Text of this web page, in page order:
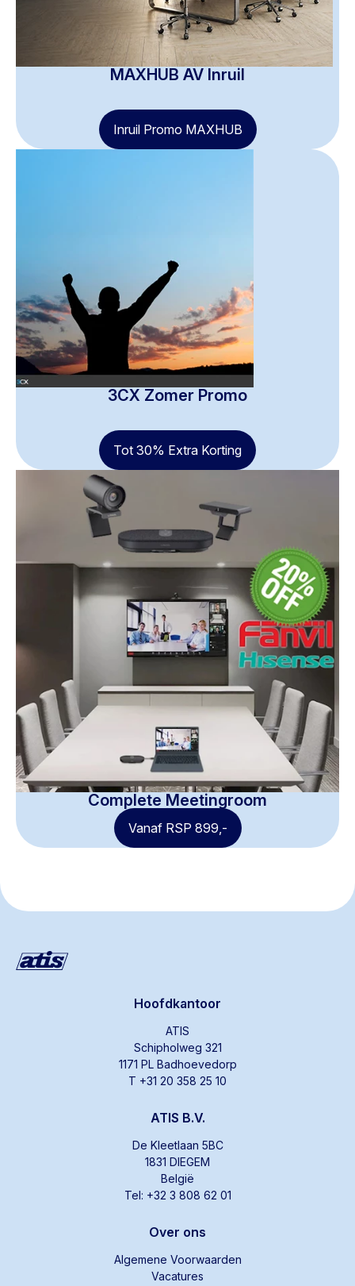
MAXHUB AV Inruil
Inruil Promo MAXHUB
3CX Zomer Promo
Tot 30% Extra Korting
Complete Meetingroom
Vanaf RSP 899,-
Hoofdkantoor
ATIS
Schipholweg 321
1171 PL Badhoevedorp
T +31 20 358 25 10
ATIS B.V.
De Kleetlaan 5BC
1831 DIEGEM
België
Tel: +32 3 808 62 01
Over ons
Algemene Voorwaarden
Vacatures